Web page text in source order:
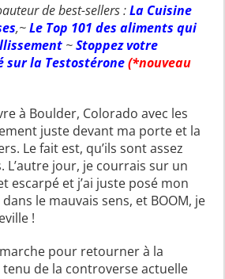
de best-sellers :La Cuisine
,~Le Top 101 des aliments qui
~Stoppez votre
sur la Testostérone(*nouveau
à Boulder, Colorado avec les
juste devant ma porte et la
Le fait est, qu’ils sont assez
L’autre jour, je courrais sur un
escarpé et j’ai juste posé mon
le mauvais sens, et BOOM, je
!
pour retourner à la
de la controverse actuelle